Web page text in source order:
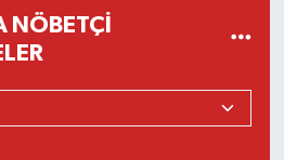
NÖBETÇI